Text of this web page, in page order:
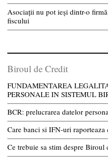
Asociații nu pot ieși dintr-o
fiscului
Biroul de Credit
FUNDAMENTAREA
PERSONALE IN SISTEMUL
BCR: prelucrarea datelor
Care banci si IFN-uri
Ce trebuie sa stim despre Biroul